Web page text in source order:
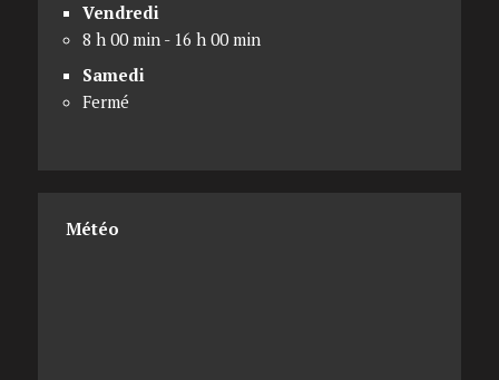
Vendredi
8 h 00 min - 16 h 00 min
Samedi
Fermé
Météo